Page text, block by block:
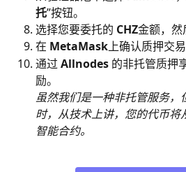
托”按钮。
选择您要委托的 CHZ金额，然
在 MetaMask上确认质押交易
通过 Allnodes 的非托管质押
励。
虽然我们是一种非托管服务，
时，从技术上讲，您的代币将
智能合约。